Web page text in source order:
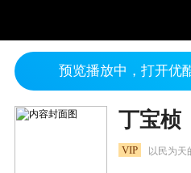
预览播放中，打开优
丁宝桢
VIP 以民为天